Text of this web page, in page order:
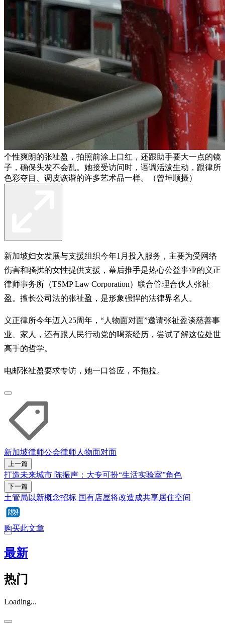
个性爽朗的张祉盈，拍照前涂上口红，还跟助手要大一点的镜
子，确保头发不会乱。她接受访问时，语调活泼生动，跟律所
色彩夺目、调皮诙谐的许多艺术品一样。（曾坤顺摄）
新加坡妇女发展与支援组织今年1月投入服务，主要为受网络
伤害和骚扰的女性提供支援，幕后推手是热心公益事业的义正
律师事务所（TSMP Law Corporation）联合管理合伙人张祉
盈。擅长公司法的张祉盈，是形象强悍的法律界名人。
义正律所今年迈入25周年，“人物面对面”邀请张祉盈谈慈善事
业、家人，还有跟人民行动党的喝茶经历，尝试了解这位处世
高手的哲学。
电邮张祉盈要求专访，她一口答应，不拖拉。
新加坡律师公会律师人物面对面
上一篇
打造未来城市 陈振声：大专可扮“生活实验室”角色
下一篇
土管局以新概念招标 国有店屋将改造成共享居住空间
购买此文章
最新
热门
Loading...